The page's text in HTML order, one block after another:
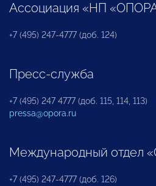
Ассоциация «НП
+7 (495) 247-4777 (доб. 124)
Пресс-служба
+7 (495) 247 4777 (доб. 115, 114, 113)
pressa@opora.ru
Международный
+7 (495) 247-4777 (доб. 126)